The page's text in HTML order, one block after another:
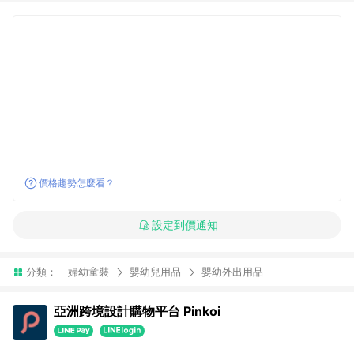
價格趨勢怎麼看？
設定到價通知
分類： 婦幼童裝 嬰幼兒用品 嬰幼外出用品
亞洲跨境設計購物平台 Pinkoi